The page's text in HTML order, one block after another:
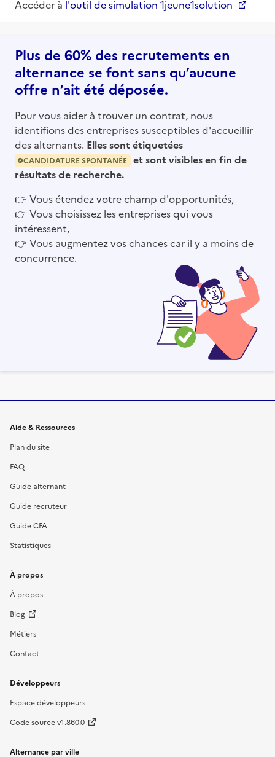
Accéder à l'outil de simulation 1jeune1solution
Plus de 60% des recrutements en
alternance se font sans qu’aucune
offre n’ait été déposée.
Pour vous aider à trouver un contrat, nous
identifions des entreprises susceptibles d'accueillir
des alternants. Elles sont étiquetées
CANDIDATURE SPONTANÉE
et sont visibles en fin de
résultats de recherche.
👉 Vous étendez votre champ d'opportunités,
👉 Vous choisissez les entreprises qui vous
intéressent,
👉 Vous augmentez vos chances car il y a moins de
concurrence.
Informations et liens du site
Aide & Ressources
Plan du site
FAQ
Guide alternant
Guide recruteur
Guide CFA
Statistiques
À propos
À propos
Blog
Métiers
Contact
Développeurs
Espace développeurs
Code source v1.860.0
Alternance par ville